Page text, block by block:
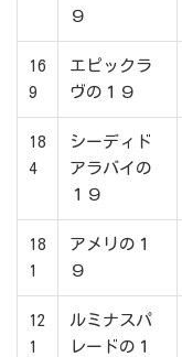
９
16
9
エピックラ
ヴの１９
18
4
シーディド
アラバイの
１９
18
1
アメリの１
９
12
1
ルミナスパ
レードの１